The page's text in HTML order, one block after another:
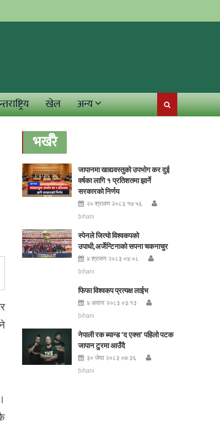
खेल अन्य
भर्खरै
जापानमा खाद्यवस्तुको उपभोग कर दुई
वर्षका लागि १ प्रतिशतमा झार्ने
सरकारको निर्णय
२० श्रावण २०८३ १७:५६
bihani
स्पेनले जित्यो विश्वकपको
उपाधी,अर्जेन्टिनाको सपना चकनाचुर
४ श्रावण २०८३ ०४:०८
bihani
फिफा विश्वकप प्रत्यक्ष लाईभ
४ असार २०८३ ०३:१३
bihani
नेपाली रक ब्यान्ड ‘द एक्स’ पहिलो पटक
जापान टुरमा आउँदै
३० जेष्ठ २०८३ ०७:३६
bihani